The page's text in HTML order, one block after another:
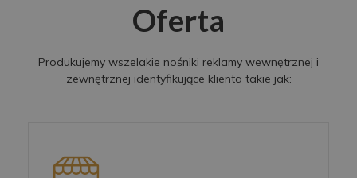
Oferta
Produkujemy wszelakie nośniki reklamy wewnętrznej i
zewnętrznej identyfikujące klienta takie jak: